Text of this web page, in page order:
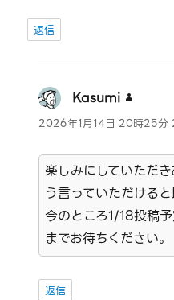
返信
Kasumi
り:
2026年1月14日 20時25
楽しみにしていただ
う言っていただける
今のところ1/18投稿
までお待ちください。
返信